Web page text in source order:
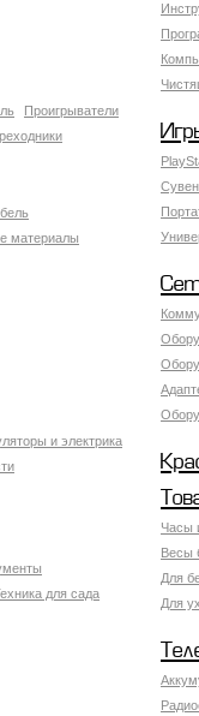
Проигрыватели
материалы
и электрика
Часы
Весы
Для
Для
для сада